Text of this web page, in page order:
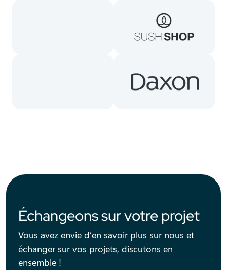
Échangeons sur votre projet
Vous avez envie d’en savoir plus sur nous et
échanger sur vos projets, discutons en
ensemble !